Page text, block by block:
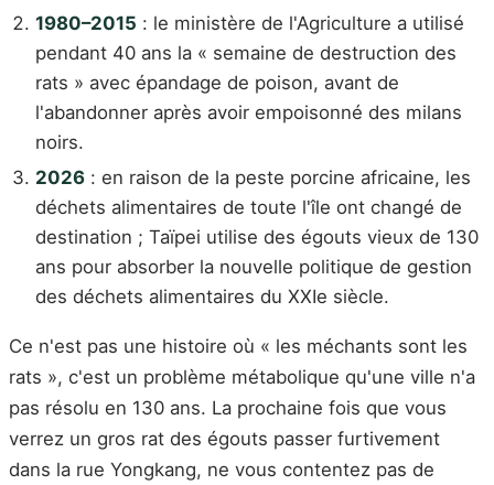
1980–2015 : le ministère de l'Agriculture a utilisé
pendant 40 ans la « semaine de destruction des
rats » avec épandage de poison, avant de
l'abandonner après avoir empoisonné des milans
noirs.
2026 : en raison de la peste porcine africaine, les
déchets alimentaires de toute l'île ont changé de
destination ; Taïpei utilise des égouts vieux de 130
ans pour absorber la nouvelle politique de gestion
des déchets alimentaires du XXIe siècle.
Ce n'est pas une histoire où « les méchants sont les
rats », c'est un problème métabolique qu'une ville n'a
pas résolu en 130 ans. La prochaine fois que vous
verrez un gros rat des égouts passer furtivement
dans la rue Yongkang, ne vous contentez pas de